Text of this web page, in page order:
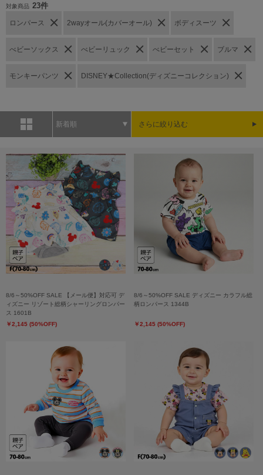
対象商品 23件
ロンパース 2wayオール(カバーオール) ボディスーツ
べビーソックス べビーリュック べビーセット ブルマ
モンキーパンツ DISNEY★Collection(ディズニーコレクション)
新着順 さらに絞り込む
8/6～50%OFF SALE 【メール便】対応可 デ
ィズニー リゾート総柄シャーリングロンパー
ス 1601B
￥2,145 (50%OFF)
8/6～50%OFF SALE ディズニー カラフル総
柄ロンパース 1344B
￥2,145 (50%OFF)